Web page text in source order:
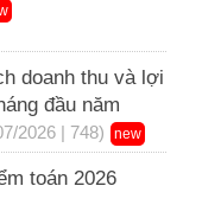
doanh thu và lợi
đầu năm
2026 | 748) new
toán 2026